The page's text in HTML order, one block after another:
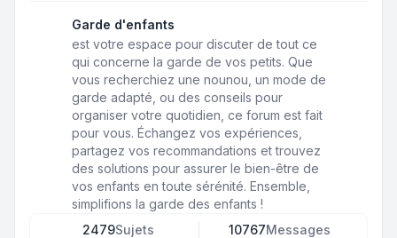
Garde d'enfants
est votre espace pour discuter de tout ce
qui concerne la garde de vos petits. Que
vous recherchiez une nounou, un mode de
garde adapté, ou des conseils pour
organiser votre quotidien, ce forum est fait
pour vous. Échangez vos expériences,
partagez vos recommandations et trouvez
des solutions pour assurer le bien-être de
vos enfants en toute sérénité. Ensemble,
simplifions la garde des enfants !
2479Sujets 10767Messages